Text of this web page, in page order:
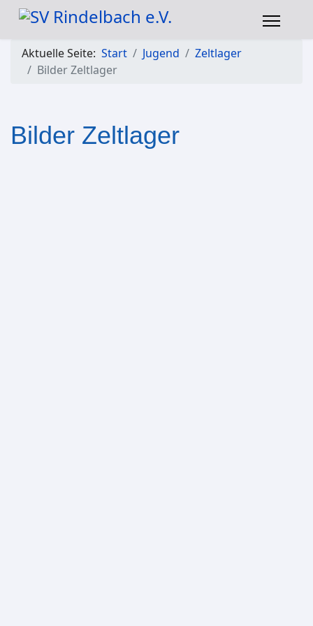
Aktuelle Seite: Start Jugend
Zeltlager
Bilder Zeltlager
Bilder Zeltlager